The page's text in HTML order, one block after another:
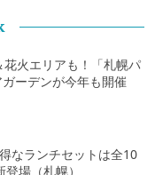
花火エリアも！「札幌パ
ーデンが今年も開催
なランチセットは全10
場（札幌）